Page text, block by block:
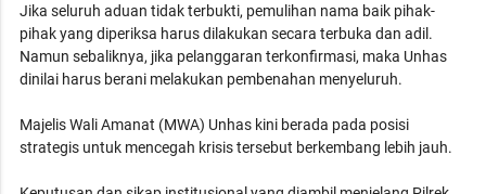
Jika seluruh aduan tidak terbukti, pemulihan nama baik pihak-
pihak yang diperiksa harus dilakukan secara terbuka dan adil.
Namun sebaliknya, jika pelanggaran terkonfirmasi, maka Unhas
dinilai harus berani melakukan pembenahan menyeluruh.
Majelis Wali Amanat (MWA) Unhas kini berada pada posisi
strategis untuk mencegah krisis tersebut berkembang lebih jauh.